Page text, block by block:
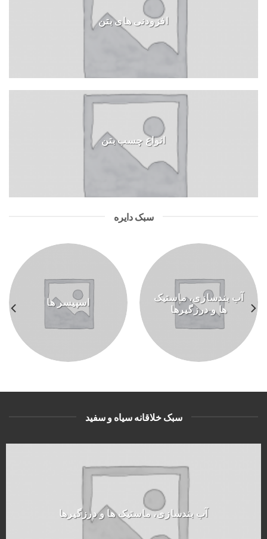
افزودنی های بتن
انواع چسب بتن
سبک دایره
آب بندسازی، ماستیک
ها و درزگیرها
اسپیسر ها
سبک خلاقانه سیاه و سفید
آب بندسازی، ماستیک ها و درزگیرها